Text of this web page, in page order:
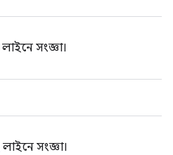
লাইনে সংজ্ঞা।
লাইনে সংজ্ঞা।